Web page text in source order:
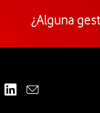
¿Alguna
de Vodafone